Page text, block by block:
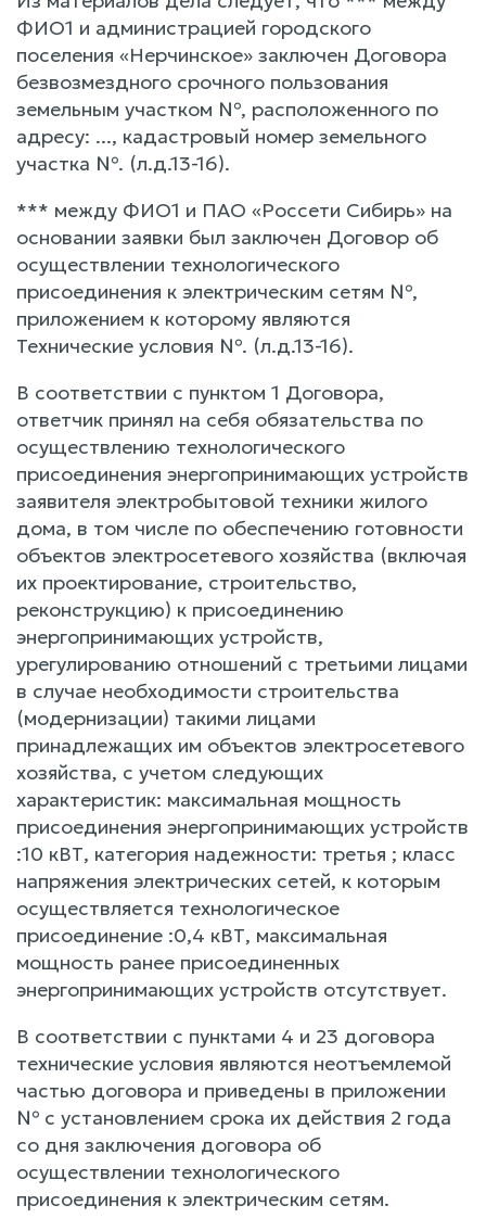
ФИО1 и администрацией городского
поселения «Нерчинское» заключен Договора
безвозмездного срочного пользования
земельным участком №, расположенного по
адресу: ..., кадастровый номер земельного
участка №. (л.д.13-16).
*** между ФИО1 и ПАО «Россети Сибирь» на
основании заявки был заключен Договор об
осуществлении технологического
присоединения к электрическим сетям №,
приложением к которому являются
Технические условия №. (л.д.13-16).
В соответствии с пунктом 1 Договора,
ответчик принял на себя обязательства по
осуществлению технологического
присоединения энергопринимающих устройств
заявителя электробытовой техники жилого
дома, в том числе по обеспечению готовности
объектов электросетевого хозяйства (включая
их проектирование, строительство,
реконструкцию) к присоединению
энергопринимающих устройств,
урегулированию отношений с третьими лицами
в случае необходимости строительства
(модернизации) такими лицами
принадлежащих им объектов электросетевого
хозяйства, с учетом следующих
характеристик: максимальная мощность
присоединения энергопринимающих устройств
:10 кВТ, категория надежности: третья ; класс
напряжения электрических сетей, к которым
осуществляется технологическое
присоединение :0,4 кВТ, максимальная
мощность ранее присоединенных
энергопринимающих устройств отсутствует.
В соответствии с пунктами 4 и 23 договора
технические условия являются неотъемлемой
частью договора и приведены в приложении
№ с установлением срока их действия 2 года
со дня заключения договора об
осуществлении технологического
присоединения к электрическим сетям.